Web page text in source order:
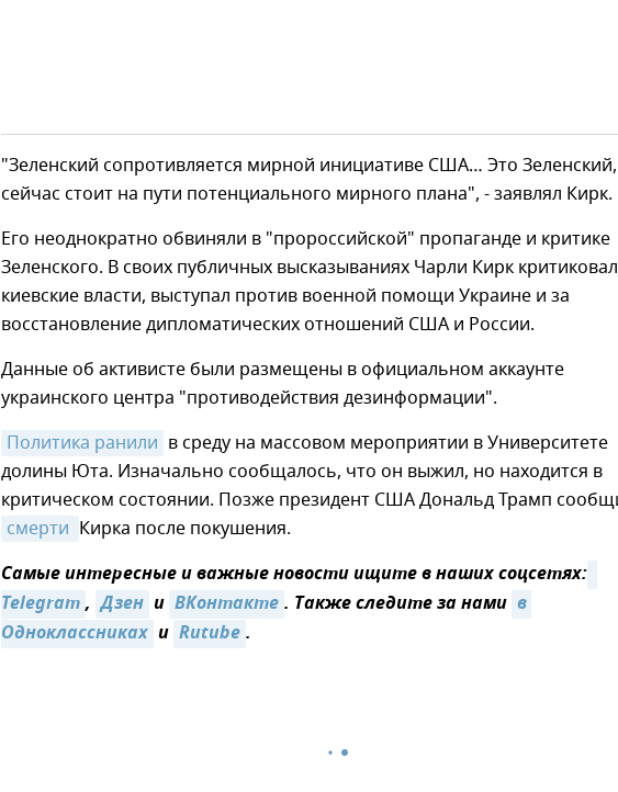
"Зеленский сопротивляется мирной инициативе США… Это
сейчас стоит на пути потенциального мирного плана", - заявлял Кирк.
Его неоднократно обвиняли в "пророссийской" пропаганде и критике
Зеленского. В своих публичных высказываниях Чарли Кирк критиковал
киевские власти, выступал против военной помощи Украине и за
восстановление дипломатических отношений США и России.
Данные об активисте были размещены в официальном аккаунте
украинского центра "противодействия дезинформации".
Политика ранили в среду на массовом мероприятии в Университете
долины Юта. Изначально сообщалось, что он выжил, но находится в
критическом состоянии. Позже президент США Дональд Трамп
смерти Кирка после покушения.
Самые интересные и важные новости ищите в наших соцсетях:
Telegram, Дзен и ВКонтакте. Также следите за нами в
Одноклассниках и Rutube.